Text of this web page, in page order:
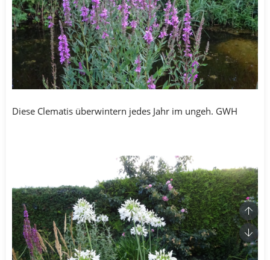
Diese Clematis überwintern jedes Jahr im ungeh. GWH